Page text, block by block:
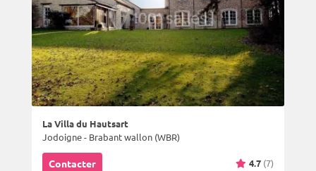
La Villa du Hautsart
Jodoigne - Brabant wallon (WBR)
Contacter 4.7 (7)